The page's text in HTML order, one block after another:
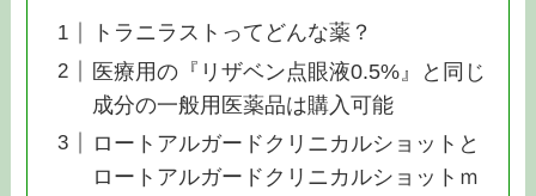
トラニラストってどんな薬？
医療用の『リザベン点眼液0.5%』と同じ
成分の一般用医薬品は購入可能
ロートアルガードクリニカルショットと
ロートアルガードクリニカルショットｍ